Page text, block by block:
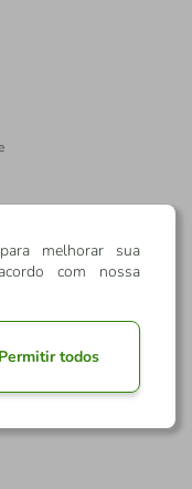
melhorar sua
com nossa
Permitir todos